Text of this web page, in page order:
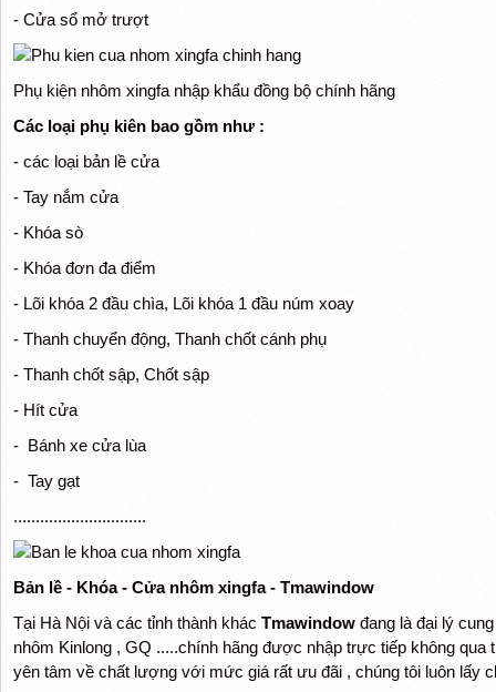
- Cửa sổ mở trượt
Phụ kiện nhôm xingfa nhập khẩu đồng bộ chính hãng
Các loại phụ kiên bao gồm như :
- c​ác loại bản lề cửa
- Tay nắm cửa
- Khóa sò
- Khóa đơn đa điểm
- Lõi khóa 2 đầu chìa, Lõi khóa 1 đầu núm xoay
- Thanh chuyển động, Thanh chốt cánh phụ
- Thanh chốt sập, Chốt sập
- Hít cửa
- Bánh xe cửa lùa
- Tay gạt
..............................
Bản lề - Khóa - Cửa nhôm xingfa - Tmawindow
Tại Hà Nội và các tỉnh thành khác Tmawindowđang là đại lý
nhôm Kinlong , GQ .....chính hãng được nhập trực tiếp không qua
yên tâm về chất lượng với mức giá rất ưu đãi , chúng tôi luôn lấy